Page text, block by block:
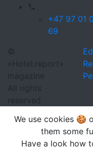
+47 97 01
69
©
«Hotel.report»
magazine
All rights
reserved
We use cookies 🍪
them some
Have a look how